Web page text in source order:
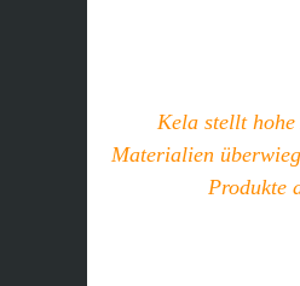
Kela stellt
Materialien
Produkte